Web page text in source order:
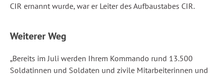
CIR ernannt wurde, war er Leiter des Aufbaustabes CIR.
Weiterer Weg
„Bereits im Juli werden Ihrem Kommando rund 13.500
Soldatinnen und Soldaten und zivile Mitarbeiterinnen und